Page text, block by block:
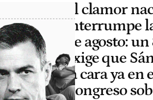
El clamor
interrumpe
de agosto:
exige que
la cara ya en
Congreso